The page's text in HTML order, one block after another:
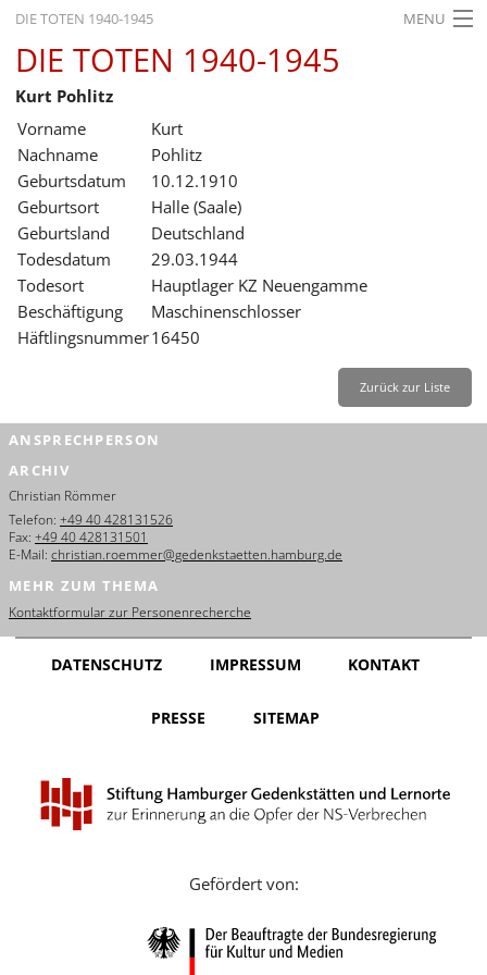
DIE TOTEN 1940-1945 MENU
STARTSEITE
AKTUELLES
AUSSTELLUNGEN
GESCHICHTE
BILDUNG
FORSCHUNG
SERVICE
Français
Dansk
Español
Nederlands
Português
Русский
Leichte Sprache
DIE TOTEN 1940-1945
Kurt Pohlitz
Vorname
Kurt
Nachname
Pohlitz
Geburtsdatum
10.12.1910
Geburtsort
Halle (Saale)
Geburtsland
Deutschland
Todesdatum
29.03.1944
Todesort
Hauptlager KZ Neuengamme
Beschäftigung
Maschinenschlosser
Häftlingsnummer16450
Zurück zur Liste
ANSPRECHPERSON
ARCHIV
Christian Römmer
Telefon: +49 40 428131526
Fax: +49 40 428131501
E-Mail: christian.roemmer@gedenkstaetten.hamburg.de
MEHR ZUM THEMA
Kontaktformular zur Personenrecherche
DATENSCHUTZ IMPRESSUM KONTAKT
PRESSE SITEMAP
Gefördert von: